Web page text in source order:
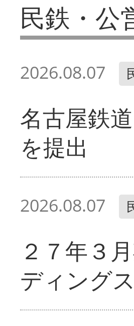
民鉄・公
2026.08.07
名古屋鉄
を提出
2026.08.07
２７年３
ディングス